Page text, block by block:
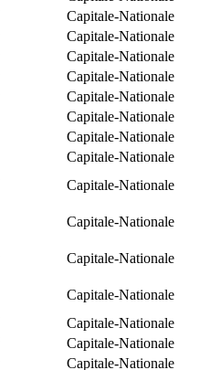
Capitale-Nationale
Capitale-Nationale
Capitale-Nationale
Capitale-Nationale
Capitale-Nationale
Capitale-Nationale
Capitale-Nationale
Capitale-Nationale
Capitale-Nationale
Capitale-Nationale
Capitale-Nationale
Capitale-Nationale
Capitale-Nationale
Capitale-Nationale
Capitale-Nationale